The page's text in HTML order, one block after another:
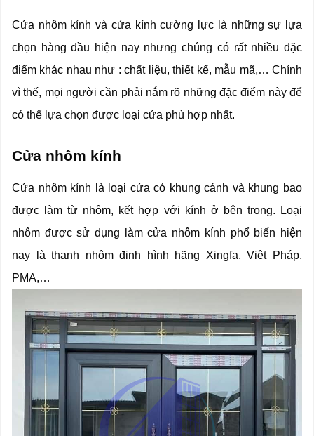
Cửa nhôm kính và cửa kính cường lực là những sự lựa
chọn hàng đầu hiện nay nhưng chúng có rất nhiều đặc
điểm khác nhau như : chất liệu, thiết kế, mẫu mã,… Chính
vì thế, mọi người cần phải nắm rõ những đặc điểm này để
có thể lựa chọn được loại cửa phù hợp nhất.
Cửa nhôm kính
Cửa nhôm kính là loại cửa có khung cánh và khung bao
được làm từ nhôm, kết hợp với kính ở bên trong. Loại
nhôm được sử dụng làm cửa nhôm kính phổ biến hiện
nay là thanh nhôm định hình hãng Xingfa, Việt Pháp,
PMA,…